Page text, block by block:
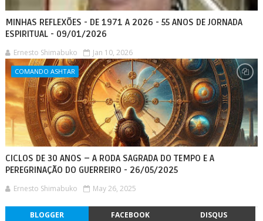
MINHAS REFLEXÕES - DE 1971 A 2026 - 55 ANOS DE JORNADA
ESPIRITUAL - 09/01/2026
Ernesto Shimabuko Jan 10, 2026
COMANDO ASHTAR
CICLOS DE 30 ANOS – A RODA SAGRADA DO TEMPO E A
PEREGRINAÇÃO DO GUERREIRO - 26/05/2025
Ernesto Shimabuko May 26, 2025
BLOGGER FACEBOOK DISQUS